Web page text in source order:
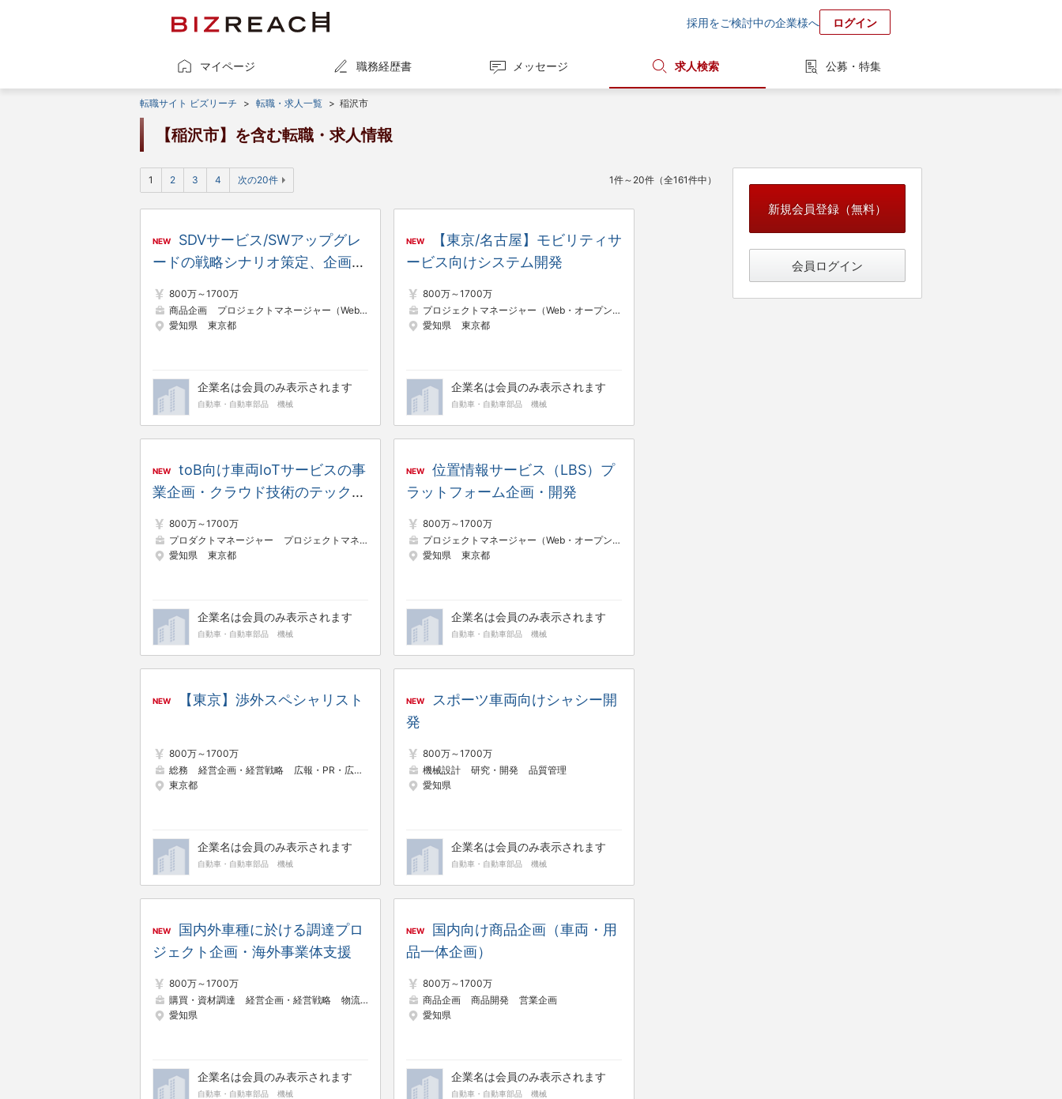
採用をご検討中の企業様へ ログイン
マイページ 職務経歴書 メッセージ 求人検索 公募・特集
転職サイト ビズリーチ > 転職・求人一覧 > 稲沢市
【稲沢市】を含む転職・求人情報
1件～20件（全161件中）
1 2 3 4 次の20件
NEW
SDVサービス/SWアップグレ
ードの戦略シナリオ策定、企画推
800万～1700万
商品企画
プロジェクトマネージャー（Web・オープン系）
新規事業企画・事業開発
愛知県
東京都
企業名は会員のみ表示されます
自動車・自動車部品 機械
NEW
【東京/名古屋】モビリティサ
ービス向けシステム開発
800万～1700万
プロジェクトマネージャー（Web・オープン系）
愛知県
東京都
企業名は会員のみ表示されます
自動車・自動車部品 機械
NEW
toB向け車両IoTサービスの事
業企画・クラウド技術のテックリ
800万～1700万
プロダクトマネージャー
プロジェクトマネージャー（Web・オープン系）
新規事業企画・事業開発
愛知県
東京都
企業名は会員のみ表示されます
自動車・自動車部品 機械
NEW
位置情報サービス（LBS）プ
ラットフォーム企画・開発
800万～1700万
プロジェクトマネージャー（Web・オープン系）
愛知県
東京都
企業名は会員のみ表示されます
自動車・自動車部品 機械
NEW 【東京】渉外スペシャリスト
800万～1700万
総務
経営企画・経営戦略
広報・PR・広告宣伝
東京都
企業名は会員のみ表示されます
自動車・自動車部品 機械
NEW
スポーツ車両向けシャシー開
発
800万～1700万
機械設計
研究・開発
品質管理
愛知県
企業名は会員のみ表示されます
自動車・自動車部品 機械
NEW
国内外車種に於ける調達プロ
ジェクト企画・海外事業体支援
800万～1700万
購買・資材調達
経営企画・経営戦略
物流企画・物流管理
愛知県
企業名は会員のみ表示されます
自動車・自動車部品 機械
NEW
国内向け商品企画（車両・用
品一体企画）
800万～1700万
商品企画
商品開発
営業企画
愛知県
企業名は会員のみ表示されます
自動車・自動車部品 機械
新規会員登録（無料）
会員ログイン